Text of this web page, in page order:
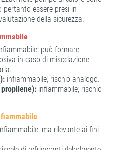
pertanto essere presi in
della sicurezza.
può formare
in caso di miscelazione
infiammabile; rischio analogo.
propilene): infiammabile; rischio
ma rilevante ai fini